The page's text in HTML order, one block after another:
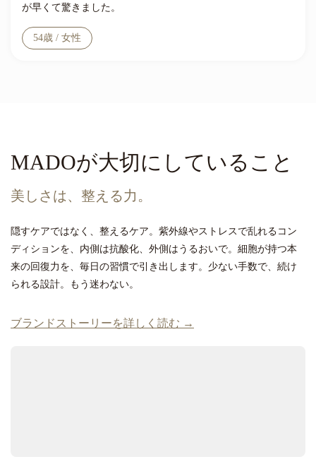
が早くて驚きました。
54歳 / 女性
MADOが大切にしていること
美しさは、整える力。
隠すケアではなく、整えるケア。紫外線やストレスで乱れるコン
ディションを、内側は抗酸化、外側はうるおいで。細胞が持つ本
来の回復力を、毎日の習慣で引き出します。少ない手数で、続け
られる設計。もう迷わない。
ブランドストーリーを詳しく読む →